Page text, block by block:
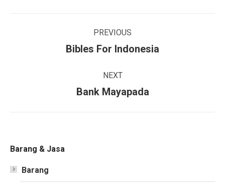
navigation
PREVIOUS
Previous
Bibles For Indonesia
NEXT
Next
Bank Mayapada
Barang & Jasa
Barang